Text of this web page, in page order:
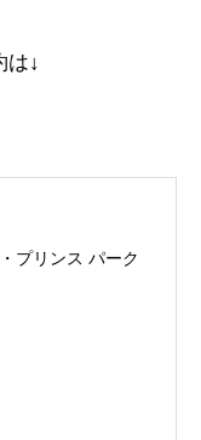
は↓
プリンス パーク